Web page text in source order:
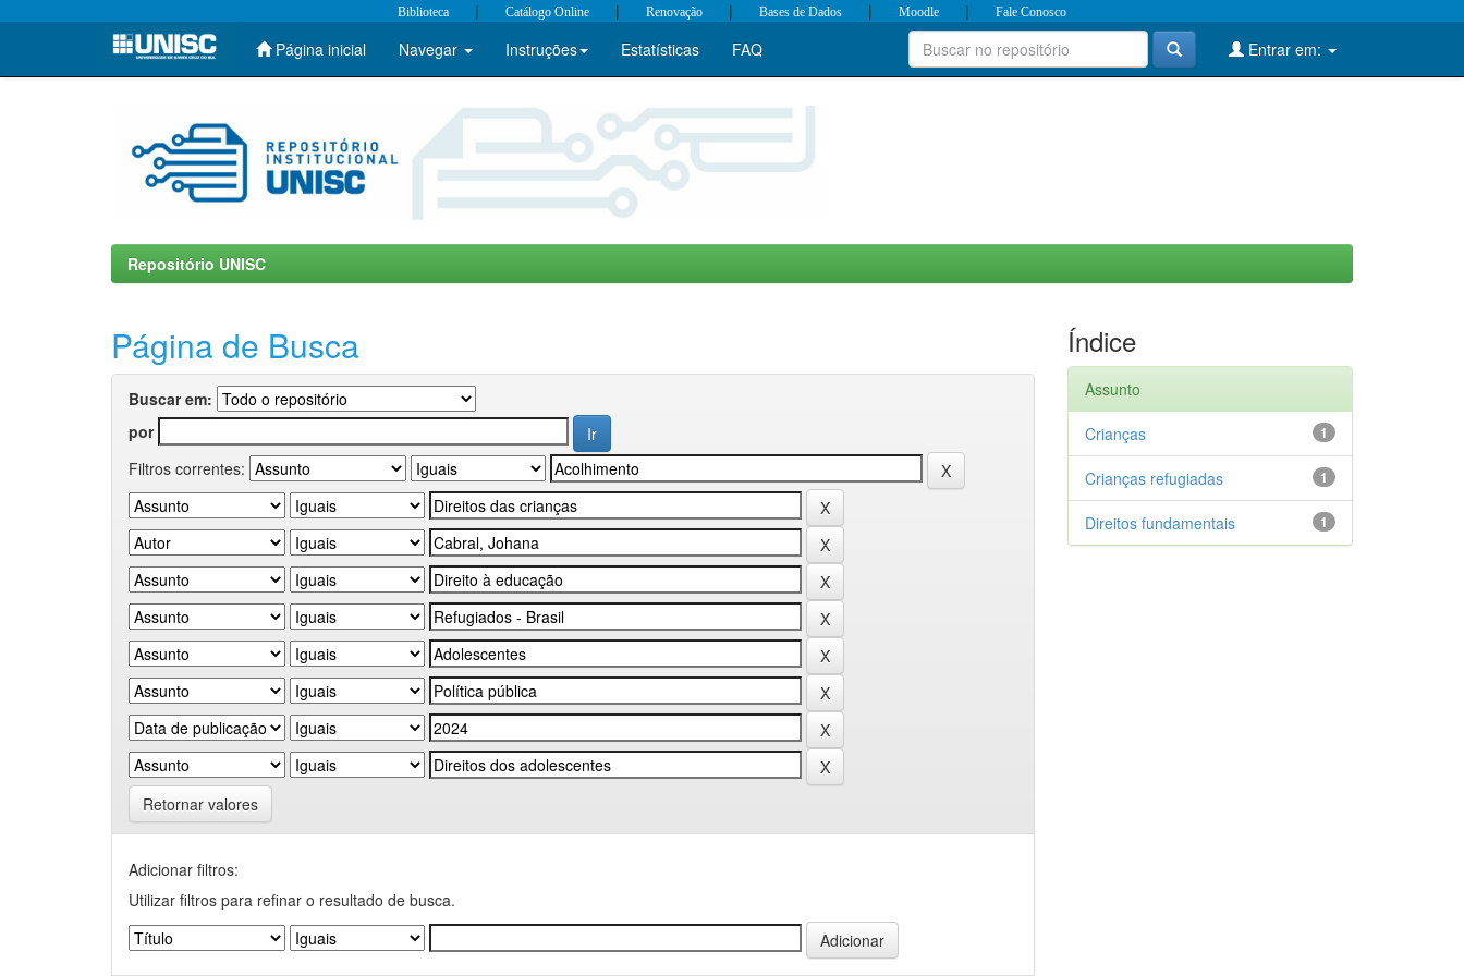
Skip
Biblioteca | Catálogo Online | Renovação | Bases de Dados | Moodle | Fale Conosco
Página inicial Navegar Instruções Estatísticas FAQ Entrar em:
Repositório UNISC
Página de Busca
Buscar em:
por
Filtros correntes:
Retornar valores
Adicionar filtros:
Utilizar filtros para refinar o resultado de busca.
Índice
Assunto
1
Crianças
1
Crianças refugiadas
1
Direitos fundamentais